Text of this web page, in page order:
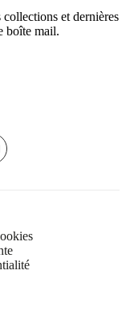
et dernières
boîte mail.